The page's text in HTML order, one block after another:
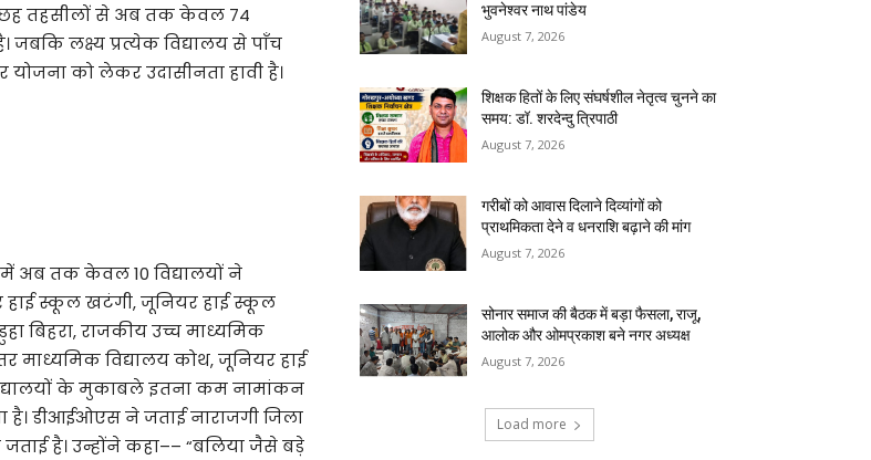
छह तहसीलों से अब तक केवल 74
जबकि लक्ष्य प्रत्येक विद्यालय से पाँच
योजना को लेकर उदासीनता हावी है।
अब तक केवल 10 विद्यालयों ने
हाई स्कूल खटंगी, जूनियर हाई स्कूल
बिहरा, राजकीय उच्च माध्यमिक
माध्यमिक विद्यालय कोथ, जूनियर हाई
के मुकाबले इतना कम नामांकन
डीआईओएस ने जताई नाराजगी जिला
जताई है। उन्होंने कहा–– “बलिया जैसे बड़े
भुवनेश्वर नाथ पांडेय
August 7, 2026
शिक्षक हितों के लिए संघर्षशील नेतृत्व चुनने का
समय: डॉ. शरदेन्दु त्रिपाठी
August 7, 2026
गरीबों को आवास दिलाने दिव्यांगों को
प्राथमिकता देने व धनराशि बढ़ाने की मांग
August 7, 2026
सोनार समाज की बैठक में बड़ा फैसला, राजू,
आलोक और ओमप्रकाश बने नगर अध्यक्ष
August 7, 2026
Load more